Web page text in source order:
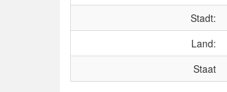
Stadt:
Land:
Staat